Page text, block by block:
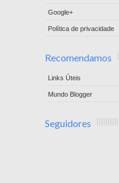
Google+
Política de privacidade
Recomendamos
Links Úteis
Mundo Blogger
Seguidores